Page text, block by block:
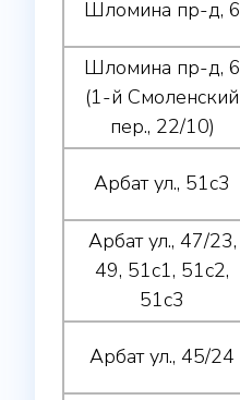
Шломина пр-д, 6
Шломина пр-д, 6
(1-й Смоленский
пер., 22/10)
Арбат ул., 51с3
Арбат ул., 47/23,
49, 51с1, 51с2,
51с3
Арбат ул., 45/24